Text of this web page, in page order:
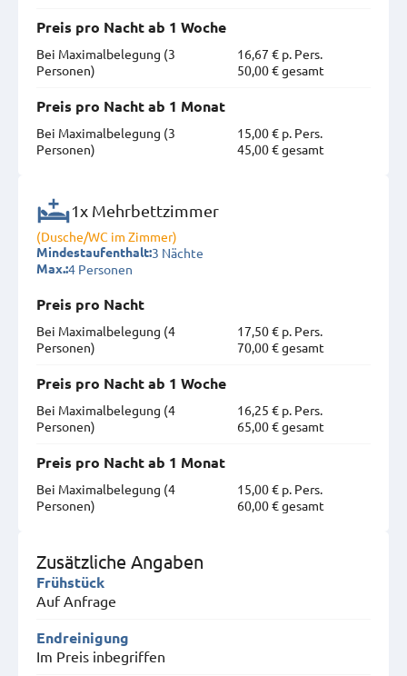
Preis pro Nacht ab 1 Woche
Bei Maximal­belegung (3
Personen)
16,67 € p. Pers.
50,00 € gesamt
Preis pro Nacht ab 1 Monat
Bei Maximal­belegung (3
Personen)
15,00 € p. Pers.
45,00 € gesamt
1x Mehrbettzimmer
(Dusche/WC im Zimmer)
Mindestaufenthalt:3 Nächte
Max.:4 Personen
Preis pro Nacht
Bei Maximal­belegung (4
Personen)
17,50 € p. Pers.
70,00 € gesamt
Preis pro Nacht ab 1 Woche
Bei Maximal­belegung (4
Personen)
16,25 € p. Pers.
65,00 € gesamt
Preis pro Nacht ab 1 Monat
Bei Maximal­belegung (4
Personen)
15,00 € p. Pers.
60,00 € gesamt
Zusätzliche Angaben
Frühstück
Auf Anfrage
Endreinigung
Im Preis inbegriffen